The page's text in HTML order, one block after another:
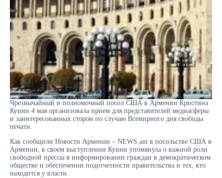
Чрезвычайный и полномочный посол США в Армении Кристина
Куинн 4 мая организовала прием для представителей медиасферы
и заинтересованных сторон по случаю Всемирного дня свободы
печати.
Как сообщили Новости Армении – NEWS.am в посольстве США в
Армении, в своем выступлении Куинн упомянула о важной роли
свободной прессы в информировании граждан в демократическом
обществе и обеспечении подотчетности правительства и тех, кто
находится у власти.